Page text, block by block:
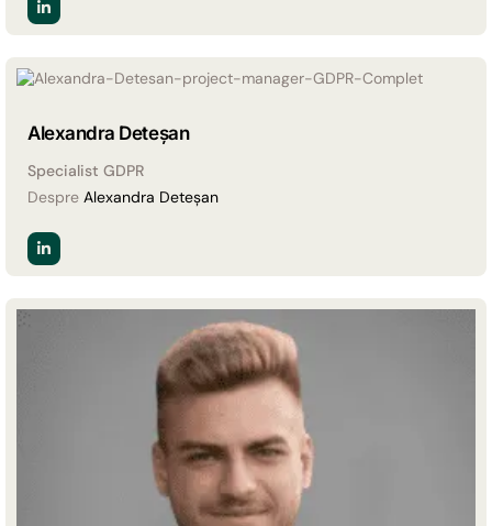
Alexandra Deteșan
Specialist GDPR
Despre Alexandra Deteșan